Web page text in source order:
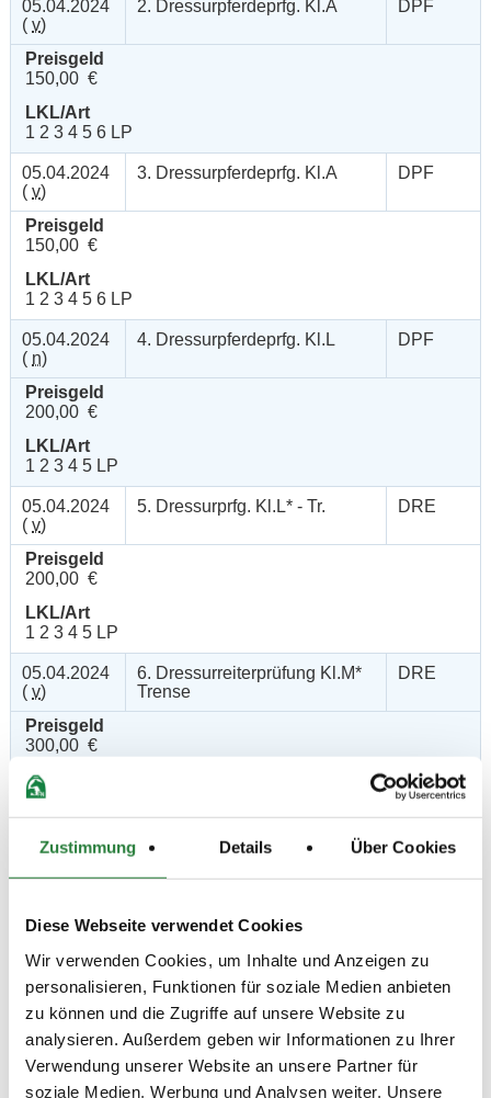
Zustimmung Details Über Cookies
Diese Webseite verwendet Cookies
Wir verwenden Cookies, um Inhalte und Anzeigen zu
personalisieren, Funktionen für soziale Medien anbieten
zu können und die Zugriffe auf unsere Website zu
analysieren. Außerdem geben wir Informationen zu Ihrer
Verwendung unserer Website an unsere Partner für
soziale Medien, Werbung und Analysen weiter. Unsere
05.04.2024
( v)
2. Dressurpferdeprfg. Kl.A DPF
Preisgeld
150,00 €
LKL/Art
1 2 3 4 5 6 LP
05.04.2024
( v)
3. Dressurpferdeprfg. Kl.A DPF
Preisgeld
150,00 €
LKL/Art
1 2 3 4 5 6 LP
05.04.2024
( n)
4. Dressurpferdeprfg. Kl.L DPF
Preisgeld
200,00 €
LKL/Art
1 2 3 4 5 LP
05.04.2024
( v)
5. Dressurprfg. Kl.L* - Tr. DRE
Preisgeld
200,00 €
LKL/Art
1 2 3 4 5 LP
05.04.2024
( v)
6. Dressurreiterprüfung Kl.M*
Trense
DRE
Preisgeld
300,00 €
LKL/Art
1 2 3 4 LP
05.04.2024
n)
7. Dressurprüfung Kl.M*
DRE
1 2 3 4 LP
05.04.2024
(n)
8. Dressurprüfung Kl.M**
Kandare
DRE
Preisgeld